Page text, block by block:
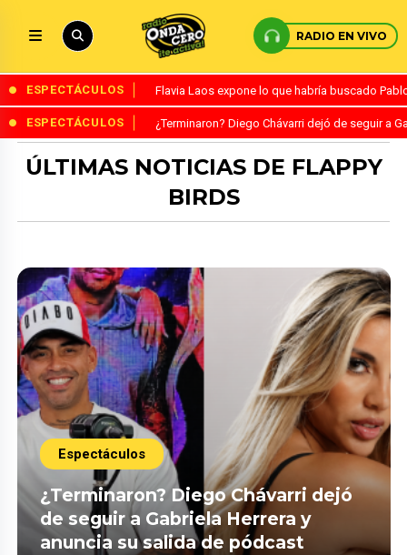
RADIO EN VIVO
ESPECTÁCULOS Flavia Laos expone lo que habría buscado
ESPECTÁCULOS ¿Terminaron? Diego Chávarri dejó de seguir a
ÚLTIMAS NOTICIAS DE FLAPPY
BIRDS
Espectáculos
¿Terminaron? Diego Chávarri dejó
de seguir a Gabriela Herrera y
anuncia su salida de pódcast